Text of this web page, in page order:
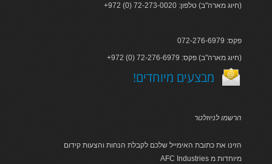
+972 (0) 72-273-0020 :חיוג מארה"ב) טלפון)
פקס: 072-276-6979
+972 (0) 72-276-6979 :חיוג מארה"ב) פקס)
!מבצעים מיוחדים
הרשמו לניוזלטר
הזינו את כתובת האימייל שלכם לקבלת הנחות והצעות קידום
AFC Industries מיוחדות מ